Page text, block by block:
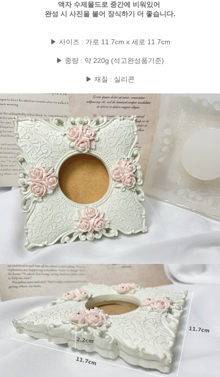
액자 수제몰드로 중간에 비워있어
완성 시 사진을 붙어 장식하기 더 좋습니다.
▶ 사이즈 : 가로 11.7cm x 세로 11.7cm
▶ 중량 : 약 220g (석고완성품기준)
▶ 재질 : 실리콘